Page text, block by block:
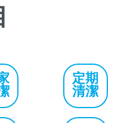
定期
清潔